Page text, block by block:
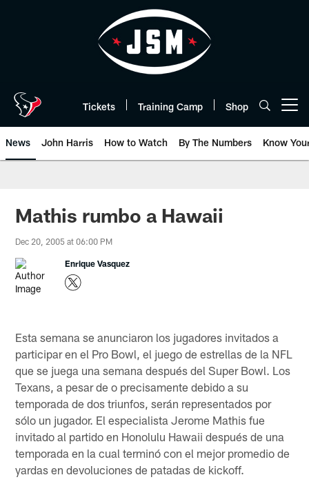
Tickets Training Camp Shop
News John Harris How to Watch By The Numbers Know
Mathis rumbo a Hawaii
Dec 20, 2005 at 06:00 PM
Enrique Vasquez
Esta semana se anunciaron los jugadores invitados a
participar en el Pro Bowl, el juego de estrellas de la NFL
que se juega una semana después del Super Bowl. Los
Texans, a pesar de o precisamente debido a su
temporada de dos triunfos, serán representados por
sólo un jugador. El especialista Jerome Mathis fue
invitado al partido en Honolulu Hawaii después de una
temporada en la cual terminó con el mejor promedio de
yardas en devoluciones de patadas de kickoff.